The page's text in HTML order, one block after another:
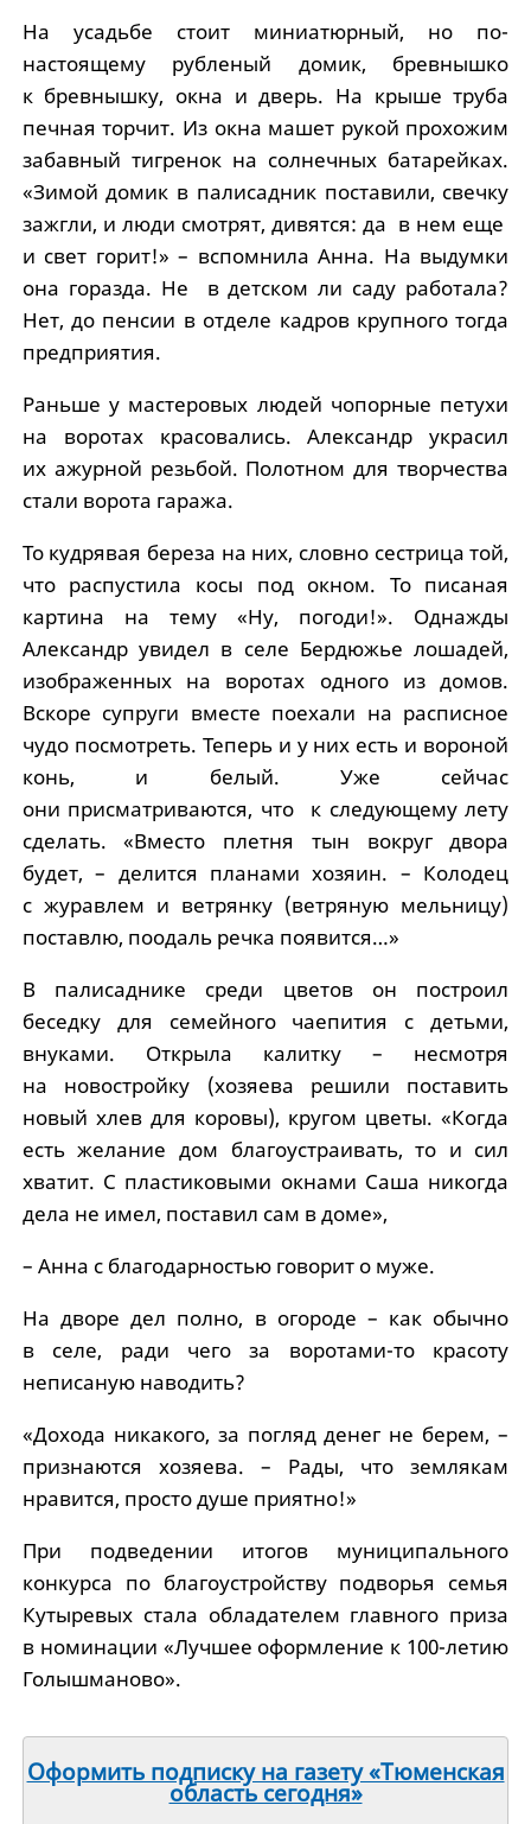
На усадьбе стоит миниатюрный, но по-
настоящему рубленый домик, бревнышко
к бревнышку, окна и дверь. На крыше труба
печная торчит. Из окна машет рукой прохожим
забавный тигренок на солнечных батарейках.
«Зимой домик в палисадник поставили, свечку
зажгли, и люди смотрят, дивятся: да в нем еще
и свет горит!» – вспомнила Анна. На выдумки
она горазда. Не в детском ли саду работала?
Нет, до пенсии в отделе кадров крупного тогда
предприятия.
Раньше у мастеровых людей чопорные петухи
на воротах красовались. Александр украсил
их ажурной резьбой. Полотном для творчества
стали ворота гаража.
То кудрявая береза на них, словно сестрица той,
что распустила косы под окном. То писаная
картина на тему «Ну, погоди!». Однажды
Александр увидел в селе Бердюжье лошадей,
изображенных на воротах одного из домов.
Вскоре супруги вместе поехали на расписное
чудо посмотреть. Теперь и у них есть и вороной
конь, и белый. Уже сейчас
они присматриваются, что к следующему лету
сделать. «Вместо плетня тын вокруг двора
будет, – делится планами хозяин. – Колодец
с журавлем и ветрянку (ветряную мельницу)
поставлю, поодаль речка появится…»
В палисаднике среди цветов он построил
беседку для семейного чаепития с детьми,
внуками. Открыла калитку – несмотря
на новостройку (хозяева решили поставить
новый хлев для коровы), кругом цветы. «Когда
есть желание дом благоустраивать, то и сил
хватит. С пластиковыми окнами Саша никогда
дела не имел, поставил сам в доме»,
– Анна с благодарностью говорит о муже.
На дворе дел полно, в огороде – как обычно
в селе, ради чего за воротами-то красоту
неписаную наводить?
«Дохода никакого, за погляд денег не берем, –
признаются хозяева. – Рады, что землякам
нравится, просто душе приятно!»
При подведении итогов муниципального
конкурса по благоустройству подворья семья
Кутыревых стала обладателем главного приза
в номинации «Лучшее оформление к 100-летию
Голышманово».
Оформить подписку на газету «Тюменская
область сегодня»